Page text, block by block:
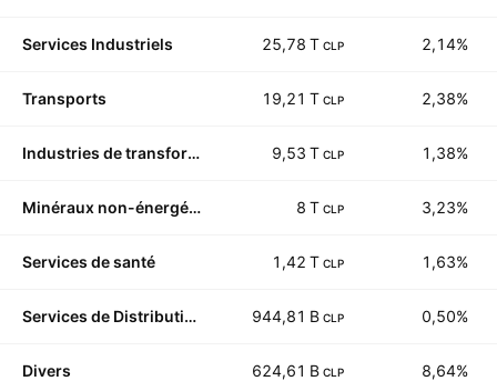
Services Industriels 25,78 T CLP 2,14%
Transports 19,21 T CLP 2,38%
Industries de transformation 9,53 T CLP 1,38%
Minéraux non-énergétiques 8 T CLP 3,23%
Services de santé 1,42 T CLP 1,63%
Services de Distribution 944,81 B CLP 0,50%
Divers 624,61 B CLP 8,64%